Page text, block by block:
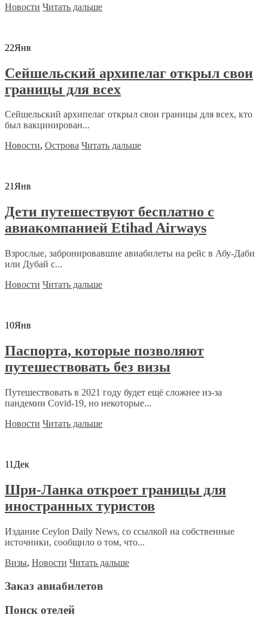
Новости Читать дальше
22Янв
Сейшельский архипелаг открыл свои
границы для всех
Сейшельский архипелаг открыл свои границы для всех, кто
был вакцинирован...
Новости, Острова Читать дальше
21Янв
Дети путешествуют бесплатно с
авиакомпанией Etihad Airways
Взрослые, забронировавшие авиабилеты на рейс в Абу-Даби
или Дубай с...
Новости Читать дальше
10Янв
Паспорта, которые позволяют
путешествовать без визы
Путешествовать в 2021 году будет ещё сложнее из-за
пандемии Covid-19, но некоторые...
Новости Читать дальше
11 Дек
Шри-Ланка откроет границы для
иностранных туристов
Издание Ceylon Daily News, со ссылкой на собственные
источники, сообщило о том, что...
Визы, Новости Читать дальше
Заказ авиабилетов
Поиск отелей